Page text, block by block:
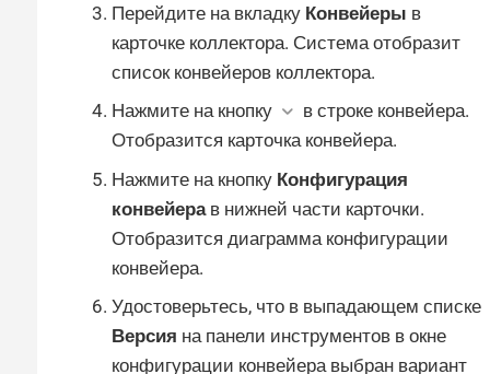
Перейдите на вкладку Конвейеры в
карточке коллектора. Система отобразит
список конвейеров коллектора.
Нажмите на кнопку
в строке конвейера.
Отобразится карточка конвейера.
Нажмите на кнопку Конфигурация
конвейерав нижней части карточки.
Отобразится диаграмма конфигурации
конвейера.
Удостоверьтесь, что в выпадающем списке
Версия на панели инструментов в окне
конфигурации конвейера выбран вариант